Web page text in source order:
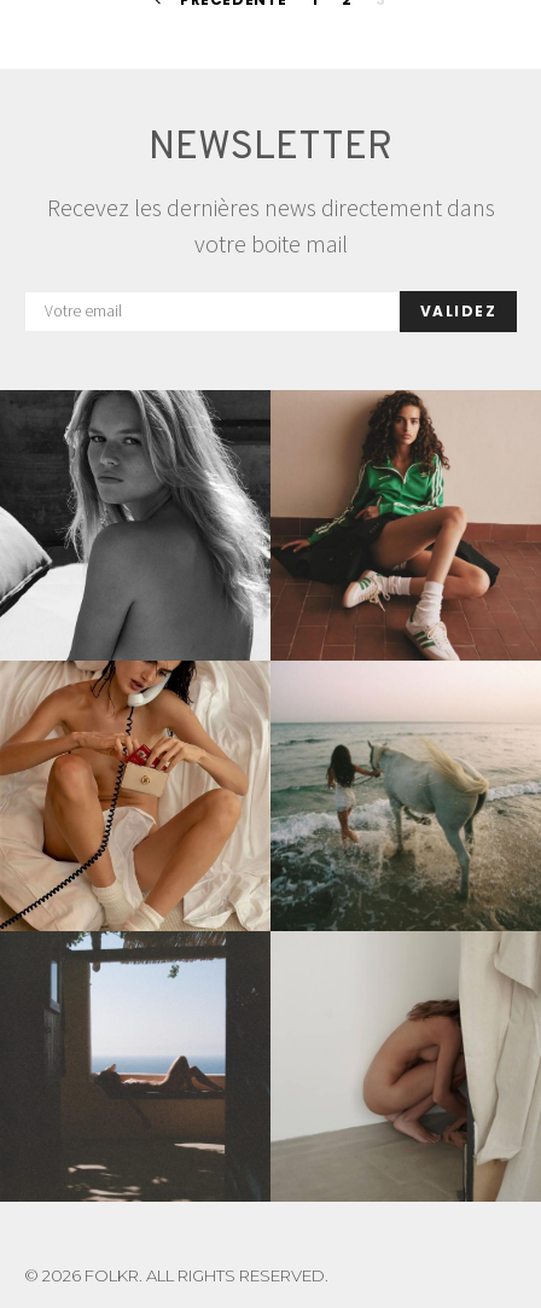
Pagination
NEWSLETTER
Recevez les dernières news directement dans
votre boite mail
VALIDEZ
© 2026 FOLKR. ALL RIGHTS RESERVED.